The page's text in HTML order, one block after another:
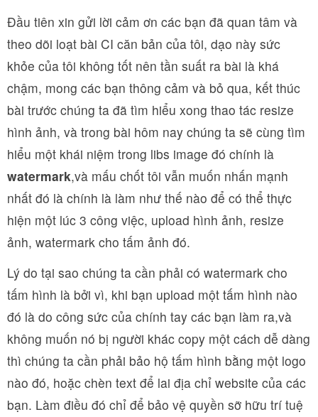
Đầu tiên xin gửi lời cảm ơn các bạn đã quan tâm và
theo dõi loạt bài CI căn bản của tôi, dạo này sức
khỏe của tôi không tốt nên tần suất ra bài là khá
chậm, mong các bạn thông cảm và bỏ qua, kết thúc
bài trước chúng ta đã tìm hiểu xong thao tác resize
hình ảnh, và trong bài hôm nay chúng ta sẽ cùng tìm
hiểu một khái niệm trong libs image đó chính là
watermark,và mấu chốt tôi vẫn muốn nhấn mạnh
nhất đó là chính là làm như thế nào để có thể thực
hiện một lúc 3 công việc, upload hình ảnh, resize
ảnh, watermark cho tấm ảnh đó.
Lý do tại sao chúng ta cần phải có watermark cho
tấm hình là bởi vì, khi bạn upload một tấm hình nào
đó là do công sức của chính tay các bạn làm ra,và
không muốn nó bị người khác copy một cách dễ dàng
thì chúng ta cần phải bảo hộ tấm hình bằng một logo
nào đó, hoặc chèn text để lai địa chỉ website của các
bạn. Làm điều đó chỉ để bảo vệ quyền sỡ hữu trí tuệ